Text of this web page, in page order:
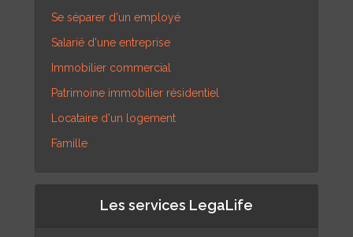
Se séparer d'un employé
Salarié d'une entreprise
Immobilier commercial
Patrimoine immobilier résidentiel
Locataire d'un logement
Famille
Les services LegaLife